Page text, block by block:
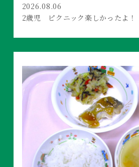
2026.08.06
2歳児 ピクニック楽しかったよ！